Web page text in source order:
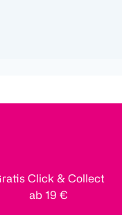
Click & Collect
ab 19 €